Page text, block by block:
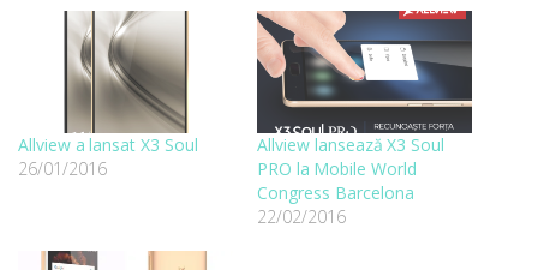
Allview a lansat X3 Soul
26/01/2016
Allview lansează X3 Soul
PRO la Mobile World
Congress Barcelona
22/02/2016